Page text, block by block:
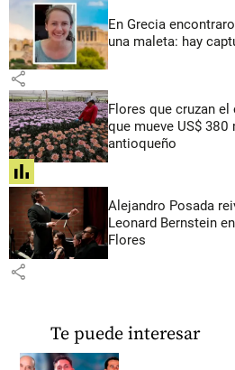
En Grecia
una maleta: hay
share
Flores que cruzan
que mueve US$
antioqueño
share
Alejandro Posada
Leonard Bernstein
Flores
share
Te puede interesar